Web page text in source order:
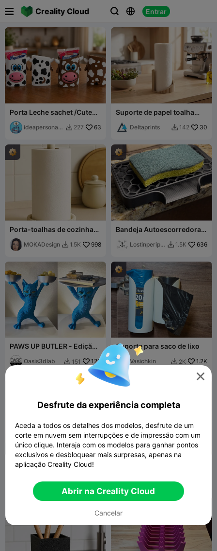
Creality Cloud   Entrar
 
Porta Leche sachet /Cute
Cow Milk pouch
ideapersonal3  227 63
Suporte de papel toalha
Deltaprints  142 30
Porta-toalhas de cozinha
Prasel - MOKA Design
MOKADesign  1.5K 998
Bandeja Autoescorredora
Lostinperiph
 1.5K 636
PAWS UP BUTLER - Edição
Petiscos e Edição de Mesa
Oasis3dlab  151 120
Suporte para saco de lixo
Vasichkin  2K 1.2K
Abre-tampas de garrafa
regulável

Desfrute da experiência completa
Aceda a todos os detalhes dos modelos, desfrute de um
corte em nuvem sem interrupções e de impressão com um
único clique. Interaja com os modelos para ganhar pontos
exclusivos e desbloquear mais surpresas, apenas na
aplicação Creality Cloud!
Abrir na Creality Cloud
Cancelar